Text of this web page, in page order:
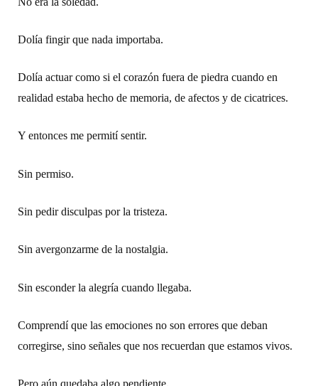
Dolía fingir que nada importaba.
Dolía actuar como si el corazón fuera de piedra cuando en
realidad estaba hecho de memoria, de afectos y de cicatrices.
Y entonces me permití sentir.
Sin permiso.
Sin pedir disculpas por la tristeza.
Sin avergonzarme de la nostalgia.
Sin esconder la alegría cuando llegaba.
Comprendí que las emociones no son errores que deban
corregirse, sino señales que nos recuerdan que estamos vivos.